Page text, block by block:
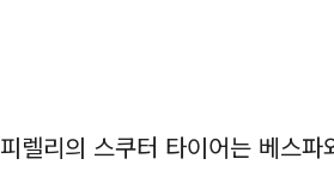
피렐리의 스쿠터 타이어는 베스